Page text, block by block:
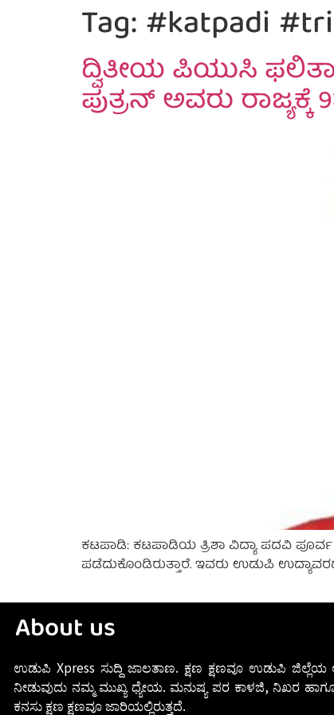
Tag:#katpadi
ದ್ವಿತೀಯ ಪಿಯುಸಿ
ಪುತ್ರನ್ ಅವರು
ಕಟಪಾಡಿ: ಕಟಪಾಡಿಯ ತ್ರಿಶಾ ವಿದ್ಯಾ ಪದವಿ ಪೂರ್ವ
ಪಡೆದುಕೊಂಡಿರುತ್ತಾರೆ. ಇವರು ಉಡುಪಿ
About us
ಉಡುಪಿ Xpress ಸುದ್ದಿ ಜಾಲತಾಣ. ಕ್ಷಣ ಕ್ಷಣವೂ ಉಡುಪಿ
ನೀಡುವುದು ನಮ್ಮ ಮುಖ್ಯ ಧ್ಯೇಯ. ಮನುಷ್ಯ ಪರ ಕಾಳಜಿ, ನಿಖರ
ಕನಸು ಕ್ಷಣ ಕ್ಷಣವೂ ಜಾರಿಯಲ್ಲಿರುತ್ತದೆ.